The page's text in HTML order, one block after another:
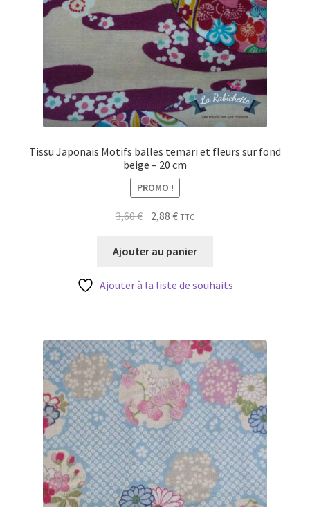
Tissu Japonais Motifs balles temari et fleurs sur fond
beige – 20 cm
PROMO !
3,60€ Le
initial
3,60 €.
2,88€Le
actuel
2,88 €.
TTC
Ajouter au panier
Ajouter à la liste de souhaits